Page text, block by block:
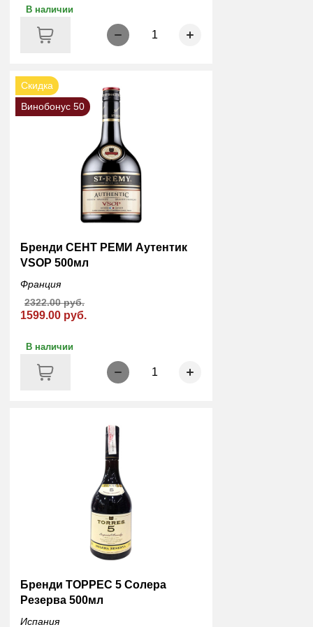
В наличии
1
Скидка
Винобонус 50
Бренди СЕНТ РЕМИ Аутентик
VSOP 500мл
Франция
1599.00 руб.
2322.00 руб.
В наличии
1
Бренди ТОРРЕС 5 Солера
Резерва 500мл
Испания